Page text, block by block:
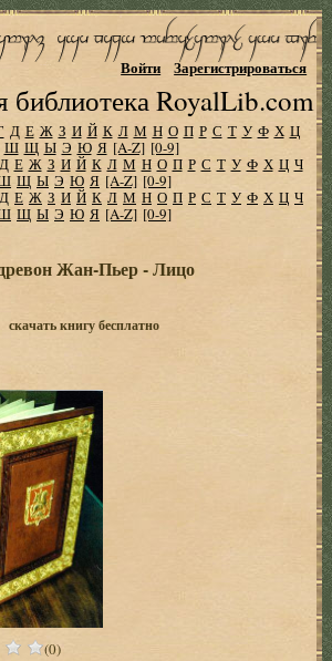
библиотека RoyalLib.com
Войти Зарегистрироваться
Д Е Ж З И Й К Л М Н О П Р С Т У Ф Х Ц
Ш Щ Ы Э Ю Я [A-Z] [0-9]
Д Е Ж З И Й К Л М Н О П Р С Т У Ф Х Ц Ч
Щ Ы Э Ю Я [A-Z] [0-9]
Д Е Ж З И Й К Л М Н О П Р С Т У Ф Х Ц Ч
Щ Ы Э Ю Я [A-Z] [0-9]
Жан-Пьер - Лицо
скачать книгу бесплатно
(0)